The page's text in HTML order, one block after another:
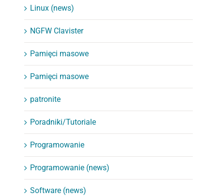
Linux (news)
NGFW Clavister
Pamięci masowe
Pamięci masowe
patronite
Poradniki/Tutoriale
Programowanie
Programowanie (news)
Software (news)